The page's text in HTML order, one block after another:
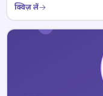
क्विज़ लें